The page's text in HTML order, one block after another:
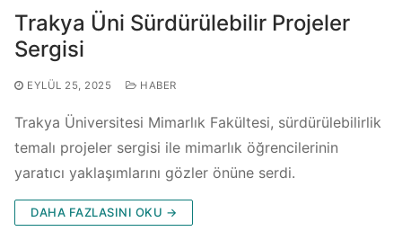
Trakya Üni Sürdürülebilir Projeler
Sergisi
EYLÜL 25, 2025 HABER
Trakya Üniversitesi Mimarlık Fakültesi, sürdürülebilirlik
temalı projeler sergisi ile mimarlık öğrencilerinin
yaratıcı yaklaşımlarını gözler önüne serdi.
DAHA FAZLASINI OKU →